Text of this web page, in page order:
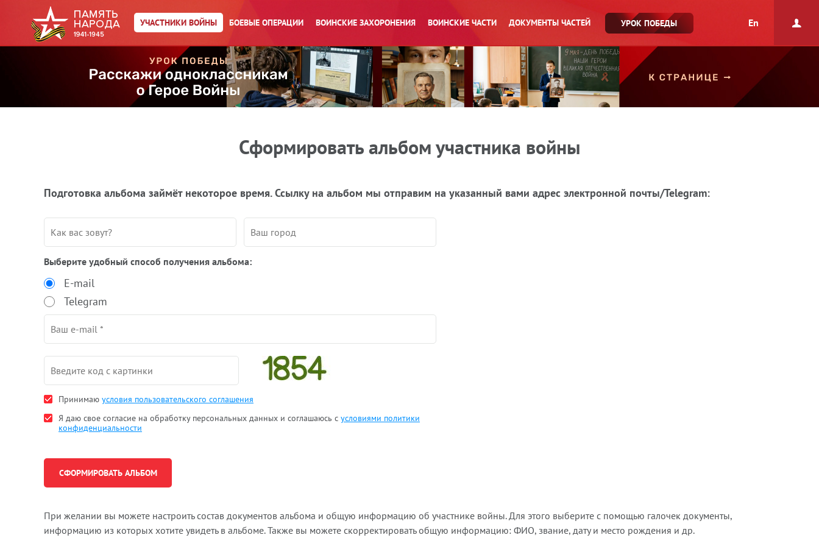
УЧАСТНИКИ ВОЙНЫ БОЕВЫЕ ОПЕРАЦИИ ВОИНСКИЕ ЗАХОРОНЕНИЯ ВОИНСКИЕ ЧАСТИ ДОКУМЕНТЫ ЧАСТЕЙ УРОК ПОБЕДЫ En
Сформировать альбом участника войны
Подготовка альбома займёт некоторое время. Ссылку на альбом мы отправим на указанный вами адрес электронной почты/Telegram:
Выберите удобный способ получения альбома:
E-mail
Telegram
Принимаю условия пользовательского соглашения
Я даю свое согласие на обработку персональных данных и соглашаюсь с условиями политики
конфиденциальности
При желании вы можете настроить состав документов альбома и общую информацию об участнике войны. Для этого выберите с помощью галочек документы,
информацию из которых хотите увидеть в альбоме. Также вы можете скорректировать общую информацию: ФИО, звание, дату и место рождения и др.